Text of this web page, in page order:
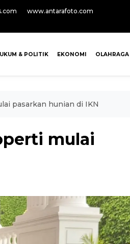
www.antarafoto.com
& POLITIK EKONOMI OLAHRAGA
pasarkan hunian di IKN
mulai